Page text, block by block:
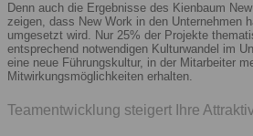
Denn auch die Ergebnisse des Kienbaum
zeigen, dass New Work in den Unternehmen
umgesetzt wird. Nur 25% der Projekte
entsprechend notwendigen Kulturwandel im
eine neue Führungskultur, in der Mitarbeiter
Mitwirkungsmöglichkeiten erhalten.
Teamentwicklung steigert Ihre